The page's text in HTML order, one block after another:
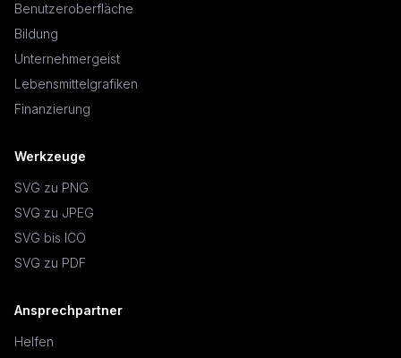
Benutzeroberfläche
Bildung
Unternehmergeist
Lebensmittelgrafiken
Finanzierung
Werkzeuge
SVG zu PNG
SVG zu JPEG
SVG bis ICO
SVG zu PDF
Ansprechpartner
Helfen